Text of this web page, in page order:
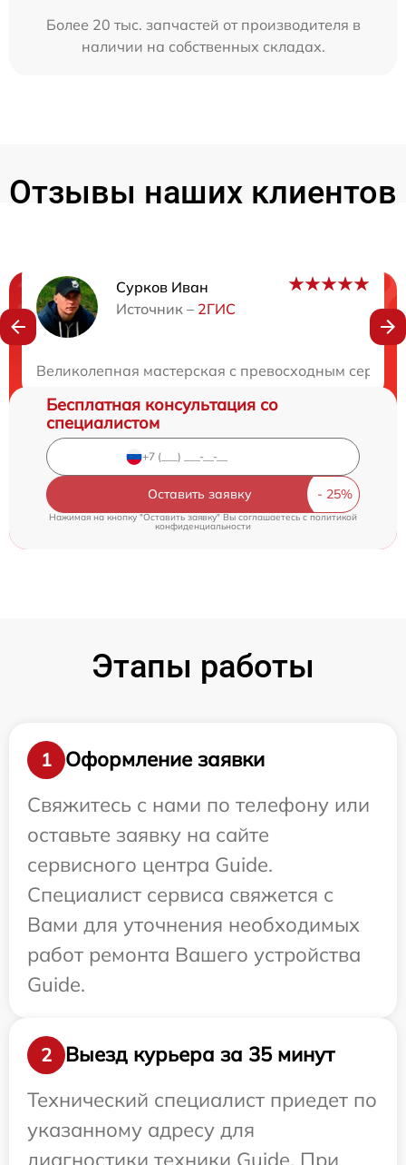
Более 20 тыс. запчастей от производителя в
наличии на собственных складах.
Отзывы наших клиентов
Сурков Иван
Источник – 2ГИС
Великолепная мастерская с превосходным
Нужна консультация?
Бесплатная консультация со
специалистом
Оставить заявку
Нажимая на кнопку "Оставить заявку" Вы соглашаетесь cполитикой
конфиденциальности
Этапы работы
1
Оформление заявки
Свяжитесь с нами по телефону или
оставьте заявку на сайте
сервисного центра Guide.
Специалист сервиса свяжется с
Вами для уточнения необходимых
работ ремонта Вашего устройства
Guide.
2
Выезд курьера за 35 минут
Технический специалист приедет по
указанному адресу для
диагностики техники Guide. При